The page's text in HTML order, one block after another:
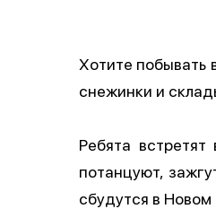
Хотите побывать
снежинки и
Ребята
потанцуют,
сбудутся в Новом